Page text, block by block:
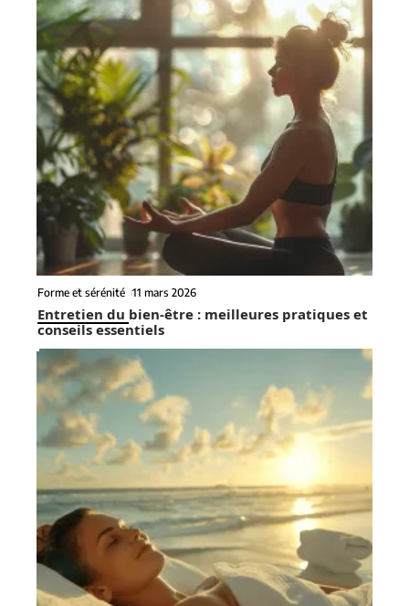
Forme et sérénité 11 mars 2026
Entretien du bien-être : meilleures pratiques et
conseils essentiels